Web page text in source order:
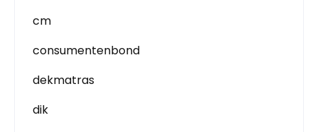
cm
consumentenbond
dekmatras
dik